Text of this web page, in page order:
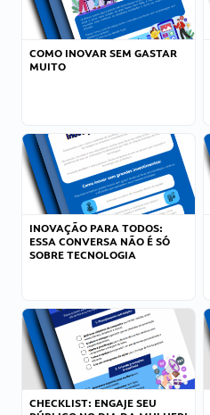
COMO INOVAR SEM GASTAR
MUITO
INOVAÇÃO PARA TODOS:
ESSA CONVERSA NÃO É SÓ
SOBRE TECNOLOGIA
CHECKLIST: ENGAJE SEU